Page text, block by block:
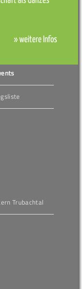
» weitere Infos
Trubachtal